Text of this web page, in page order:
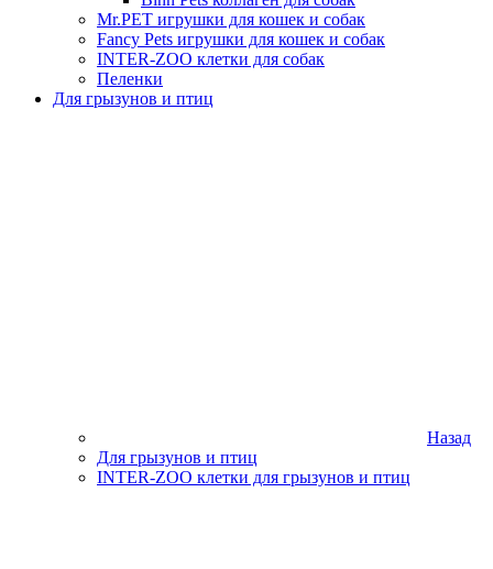
Mr.PET игрушки для кошек и собак
Fancy Pets игрушки для кошек и собак
INTER-ZOO клетки для собак
Пеленки
Для грызунов и птиц
Назад
Для грызунов и птиц
INTER-ZOO клетки для грызунов и птиц